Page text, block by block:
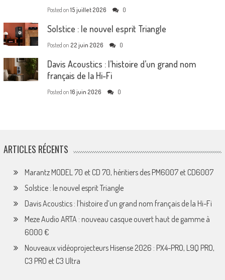
Posted on 15 juillet 2026 0
Solstice : le nouvel esprit Triangle
Posted on 22 juin 2026 0
Davis Acoustics : l’histoire d’un grand nom
français de la Hi-Fi
Posted on 16 juin 2026 0
ARTICLES RÉCENTS
Marantz MODEL 70 et CD 70, héritiers des PM6007 et CD6007
Solstice : le nouvel esprit Triangle
Davis Acoustics : l’histoire d’un grand nom français de la Hi-Fi
Meze Audio ARTA : nouveau casque ouvert haut de gamme à
6000 €
Nouveaux vidéoprojecteurs Hisense 2026 : PX4-PRO, L9Q PRO,
C3 PRO et C3 Ultra